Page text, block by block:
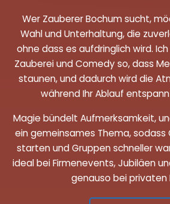
Wer Zauberer Bochum sucht,
Wahl und Unterhaltung, die
ohne dass es aufdringlich wird.
Zauberei und Comedy so, dass
staunen, und dadurch wird die
während Ihr Ablauf
Magie bündelt Aufmerksamkeit,
ein gemeinsames Thema,
starten und Gruppen schneller
ideal bei Firmenevents, Jubiläen
genauso bei privaten